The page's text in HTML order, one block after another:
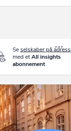
Seselskaber på
med etAll insights
abonnement